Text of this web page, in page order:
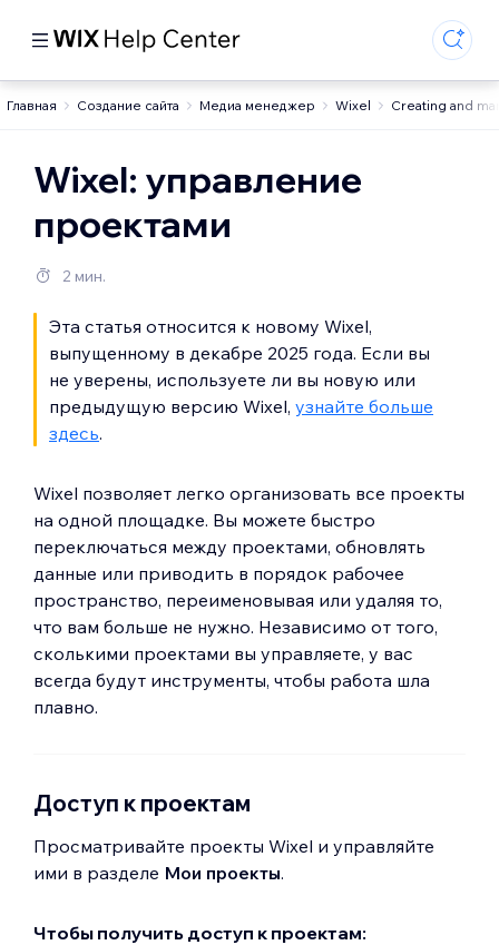
Главная Создание сайта Медиа менеджер Wixel Creating and
Wixel: управление
проектами
2 мин.
Эта статья относится к новому Wixel,
выпущенному в декабре 2025 года. Если вы
не уверены, используете ли вы новую или
предыдущую версию Wixel, узнайте больше
здесь.
Wixel позволяет легко организовать все проекты
на одной площадке. Вы можете быстро
переключаться между проектами, обновлять
данные или приводить в порядок рабочее
пространство, переименовывая или удаляя то,
что вам больше не нужно. Независимо от того,
сколькими проектами вы управляете, у вас
всегда будут инструменты, чтобы работа шла
плавно.
Доступ к проектам
Просматривайте проекты Wixel и управляйте
ими в разделе Мои проекты.
Чтобы получить доступ к проектам: